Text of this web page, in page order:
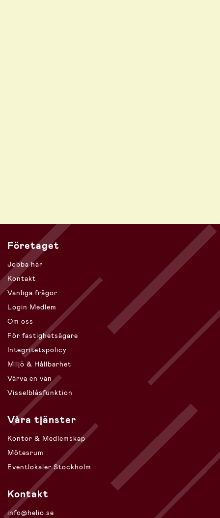
Företaget
Jobba här
Kontakt
Vanliga frågor
Login Medlem
Om oss
För fastighetsägare
Integritetspolicy
Miljö & Hållbarhet
Värva en vän
Visselblåsfunktion
Våra tjänster
Kontor & Medlemskap
Mötesrum
Eventlokaler Stockholm
Kontakt
info@helio.se